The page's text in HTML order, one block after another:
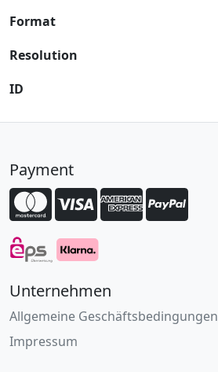
Format
Resolution
ID
Payment
Unternehmen
Allgemeine Geschäftsbedingungen
Impressum